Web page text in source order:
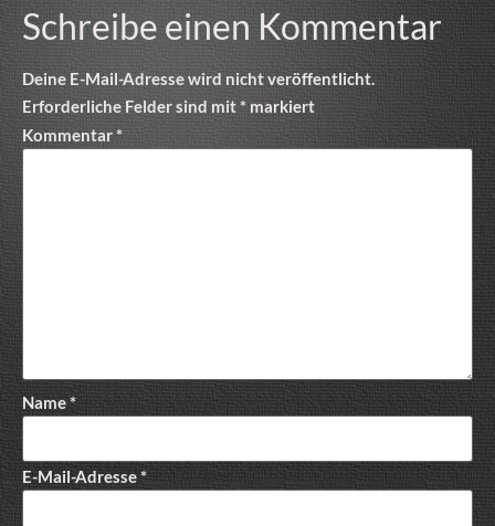
Schreibe einen Kommentar
Deine E-Mail-Adresse wird nicht veröffentlicht.
Erforderliche Felder sind mit* markiert
Kommentar*
Name*
E-Mail-Adresse*